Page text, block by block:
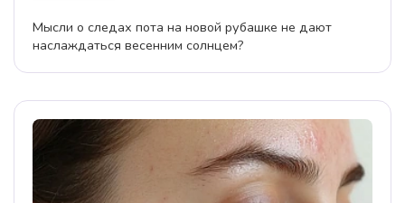
Мысли о следах пота на новой рубашке не дают
наслаждаться весенним солнцем?